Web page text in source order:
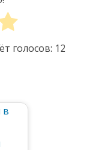
голосов: 12